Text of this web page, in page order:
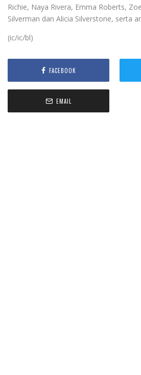
Richie, Naya Rivera, Emma Roberts,
Silverman dan Alicia Silverstone, serta
(ic/ic/bl)
FACEBOOK
EMAIL